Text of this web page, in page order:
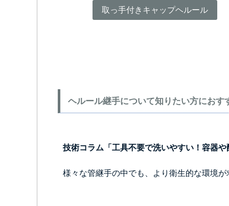
取っ手付きキャップヘルール
ヘルール継手について知りたい方におす
技術コラム「工具不要で洗いやすい！容器
様々な管継手の中でも、より衛生的な環境